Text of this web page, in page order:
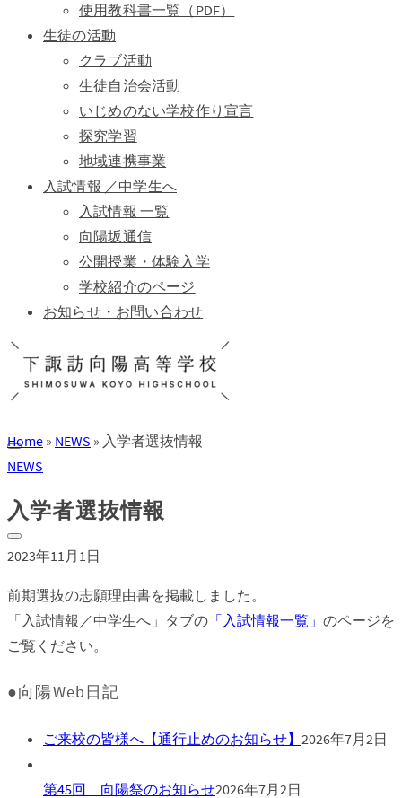
使用教科書一覧（PDF）
生徒の活動
クラブ活動
生徒自治会活動
いじめのない学校作り宣言
探究学習
地域連携事業
入試情報 ／中学生へ
入試情報 一覧
向陽坂通信
公開授業・体験入学
学校紹介のページ
お知らせ・お問い合わせ
Home » NEWS » 入学者選抜情報
NEWS
入学者選抜情報
2023年11月1日
前期選抜の志願理由書を掲載しました。
「入試情報／中学生へ」タブの 「入試情報一覧」 のページを
ご覧ください。
●向陽Web日記
ご来校の皆様へ【通行止めのお知らせ】 2026年7月2日
第45回 向陽祭のお知らせ2026年7月2日